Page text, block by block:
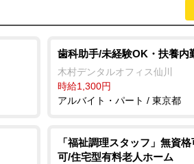
歯科助手/未経験OK・扶養内
木村デンタルオフィス仙川
時給1,300円
アルバイト・パート / 東京都
「福祉調理スタッフ」無資
可/住宅型有料老人ホーム